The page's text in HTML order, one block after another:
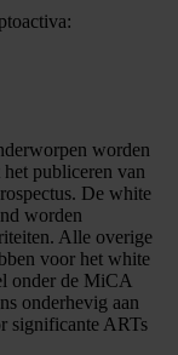
worden
publiceren van
De white
worden
Alle overige
voor het white
onder de MiCA
onderhevig aan
significante ARTs